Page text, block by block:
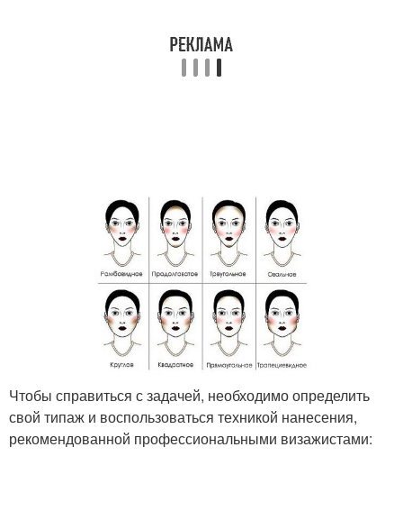
Чтобы справиться с задачей, необходимо определить
свой типаж и воспользоваться техникой нанесения,
рекомендованной профессиональными визажистами: